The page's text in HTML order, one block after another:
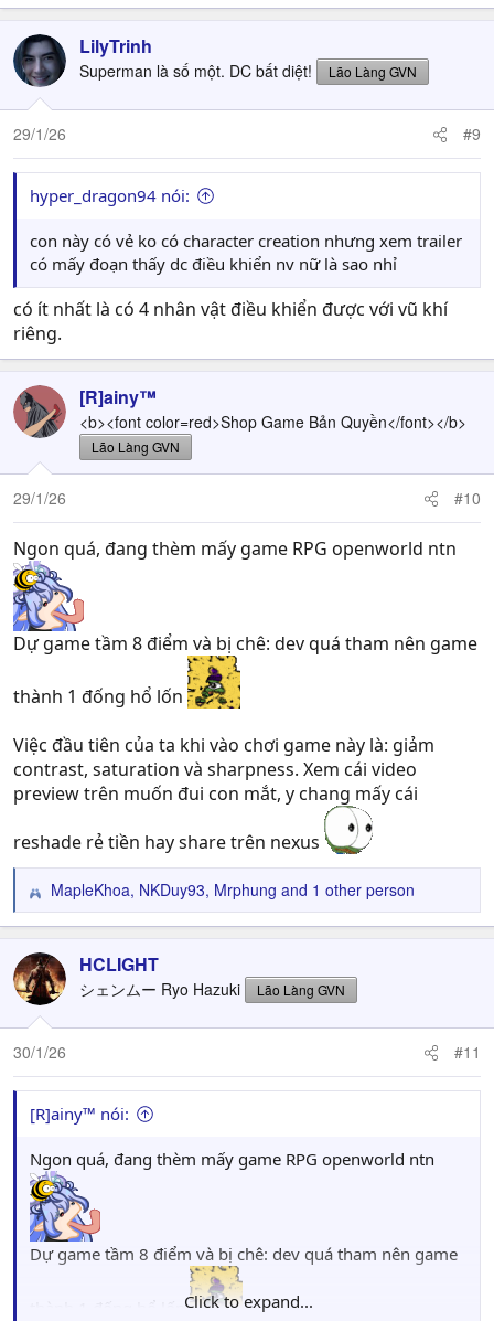
LilyTrinh
Superman là số một. DC bất diệt! Lão Làng GVN
29/1/26 #9
hyper_dragon94 nói:
con này có vẻ ko có character creation nhưng xem trailer
có mấy đoạn thấy dc điều khiển nv nữ là sao nhỉ
có ít nhất là có 4 nhân vật điều khiển được với vũ khí
riêng.
[R]ainy™
<b><font color=red>Shop Game Bản Quyền</font></b>
Lão Làng GVN
29/1/26 #10
Ngon quá, đang thèm mấy game RPG openworld ntn
Dự game tầm 8 điểm và bị chê: dev quá tham nên game
thành 1 đống hổ lốn
Việc đầu tiên của ta khi vào chơi game này là: giảm
contrast, saturation và sharpness. Xem cái video
preview trên muốn đui con mắt, y chang mấy cái
reshade rẻ tiền hay share trên nexus
R
e
c
t
i
o
n
:
MapleKhoa, NKDuy93, Mrphung and 1 other person
HCLIGHT
シェンムー Ryo Hazuki Lão Làng GVN
30/1/26 #11
[R]ainy™ nói:
Ngon quá, đang thèm mấy game RPG openworld ntn
Dự game tầm 8 điểm và bị chê: dev quá tham nên game
thành 1 đống hổ lốnClick to expand...